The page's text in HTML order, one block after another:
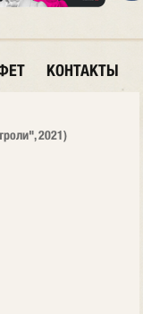
КОНТАКТЫ
2021)